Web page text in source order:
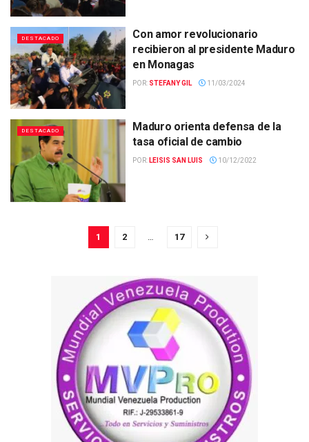
DESTACADO
Con amor revolucionario
recibieron al presidente Maduro
en Monagas
POR: STEFANY GIL 11/03/2024
DESTACADO
Maduro orienta defensa de la
tasa oficial de cambio
POR: LEISIS SAN LUIS 10/12/2022
1 2 17